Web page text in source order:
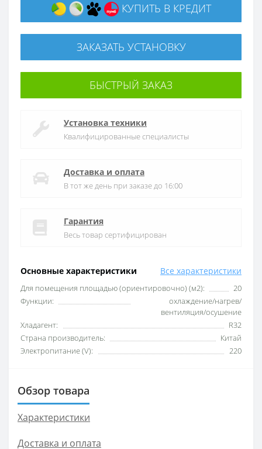
Основные характеристики Все характеристики
Для помещения площадью (ориентировочно) (м2):
20
Функции:
охлаждение/нагрев/
вентиляция/осушение
Хладагент:
R32
Страна производитель:
Китай
Электропитание (V):
220
КУПИТЬ В КРЕДИТ
ЗАКАЗАТЬ УСТАНОВКУ
БЫСТРЫЙ ЗАКАЗ
Установка техники
Квалифицированные специалисты
Доставка и оплата
В тот же день при заказе до 16:00
Гарантия
Весь товар сертифицирован
Обзор товара
Характеристики
Доставка и оплата